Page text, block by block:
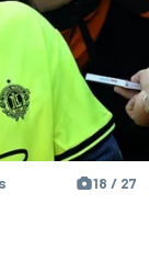
18 / 27